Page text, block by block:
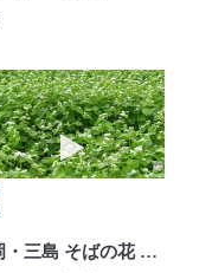
観測です。お正月
モーションで撮影
した。
度 松並木でこも巻き
動画を再生 静岡
静岡・三島 そばの花 見ごろ